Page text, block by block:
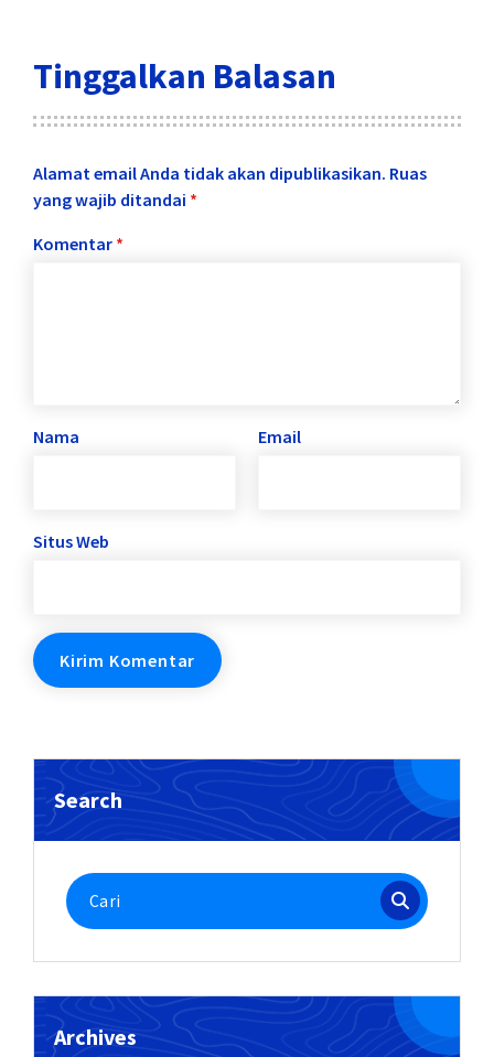
Tinggalkan Balasan
Alamat email Anda tidak akan dipublikasikan. Ruas
yang wajib ditandai *
Komentar *
Nama Email
Situs Web
Search
Pencarian
untuk:
Archives